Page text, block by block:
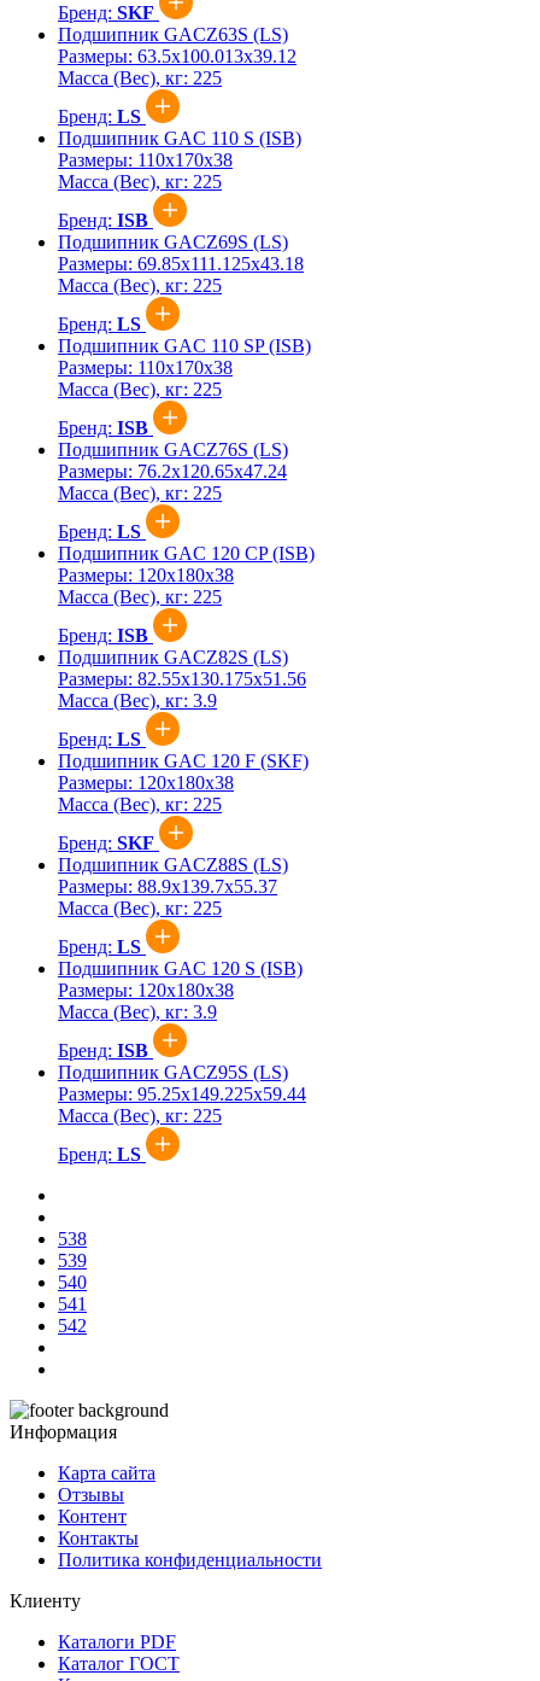
Бренд: SKF
Подшипник GACZ63S (LS)
Размеры: 63.5x100.013x39.12
Масса (Вес), кг: 225
Бренд: LS
Подшипник GAC 110 S (ISB)
Размеры: 110x170x38
Масса (Вес), кг: 225
Бренд: ISB
Подшипник GACZ69S (LS)
Размеры: 69.85x111.125x43.18
Масса (Вес), кг: 225
Бренд: LS
Подшипник GAC 110 SP (ISB)
Размеры: 110x170x38
Масса (Вес), кг: 225
Бренд: ISB
Подшипник GACZ76S (LS)
Размеры: 76.2x120.65x47.24
Масса (Вес), кг: 225
Бренд: LS
Подшипник GAC 120 CP (ISB)
Размеры: 120x180x38
Масса (Вес), кг: 225
Бренд: ISB
Подшипник GACZ82S (LS)
Размеры: 82.55x130.175x51.56
Масса (Вес), кг: 3.9
Бренд: LS
Подшипник GAC 120 F (SKF)
Размеры: 120x180x38
Масса (Вес), кг: 225
Бренд: SKF
Подшипник GACZ88S (LS)
Размеры: 88.9x139.7x55.37
Масса (Вес), кг: 225
Бренд: LS
Подшипник GAC 120 S (ISB)
Размеры: 120x180x38
Масса (Вес), кг: 3.9
Бренд: ISB
Подшипник GACZ95S (LS)
Размеры: 95.25x149.225x59.44
Масса (Вес), кг: 225
Бренд: LS
538
539
540
541
542
Информация
Карта сайта
Отзывы
Контент
Контакты
Политика конфиденциальности
Клиенту
Каталоги PDF
Каталог ГОСТ